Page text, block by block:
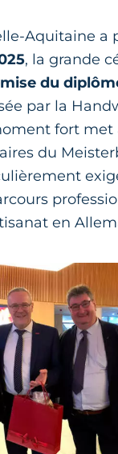
Aquitaine a
, la grande
du
par la
fort met
du
en